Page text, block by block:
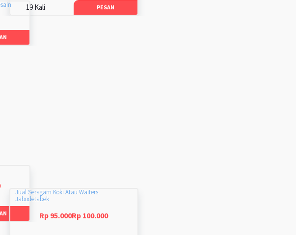
19 Kali PESAN
Jual Seragam Koki Atau Waiters
Jabodetabek
Rp 95.000Rp 100.000